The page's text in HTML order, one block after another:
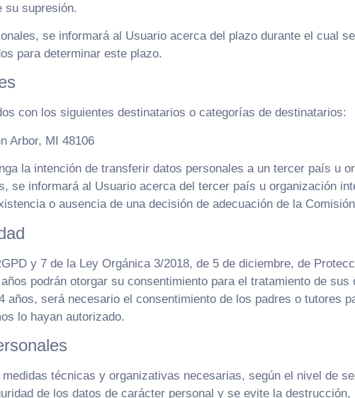
su supresión.
se informará al Usuario acerca del plazo durante el cual
para determinar este plazo.
con los siguientes destinatarios o categorías de destinatarios:
Arbor, MI 48106
la intención de transferir datos personales a un tercer país u
se informará al Usuario acerca del tercer país u organización
o ausencia de una decisión de adecuación de la
y 7 de la Ley Orgánica 3/2018, de 5 de diciembre, de
podrán otorgar su consentimiento para el tratamiento de
años, será necesario el consentimiento de los padres o tutores
lo hayan autorizado.
técnicas y organizativas necesarias, según el nivel de
de los datos de carácter personal y se evite la